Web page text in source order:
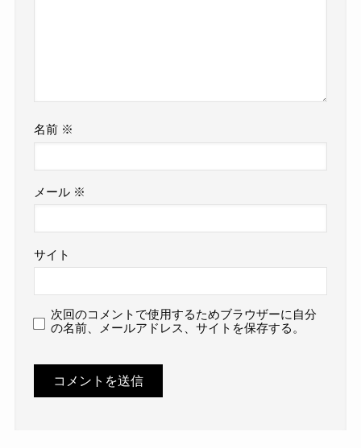
名前 ※
メール ※
サイト
次回のコメントで使用するためブラウザーに自分
の名前、メールアドレス、サイトを保存する。